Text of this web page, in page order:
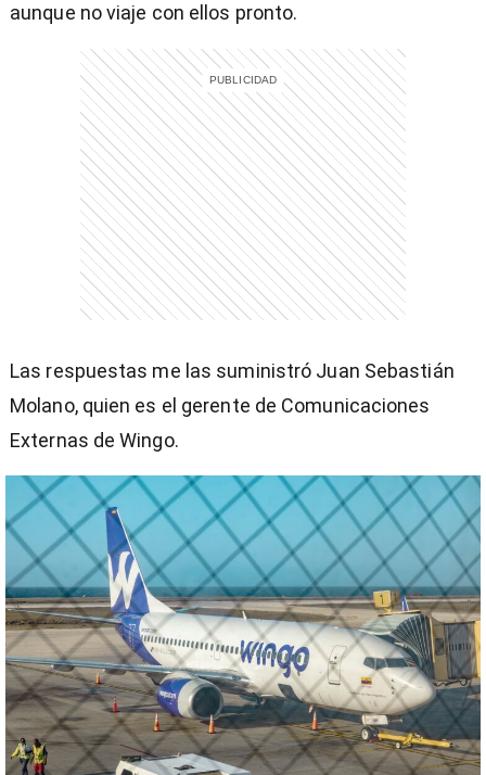
aunque no viaje con ellos pronto.
Las respuestas me las suministró Juan Sebastián
Molano, quien es el gerente de Comunicaciones
Externas de Wingo.